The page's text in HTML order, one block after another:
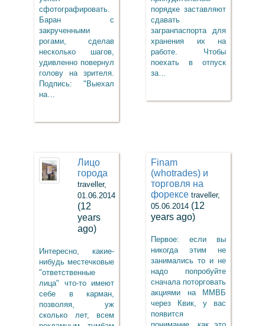
сфотографировать.
Баран с
закрученными
рогами, сделав
несколько шагов,
удивленно повернул
голову на зрителя.
Подпись: "Выехал
на…
порядке заставляют
сдавать
загранпаспорта для
хранения их на
работе. Чтобы
поехать в отпуск
за…
Лицо
города
traveller,
01.06.2014
(12
years
ago)
Интересно, какие-
нибудь местечковые
"ответственные
лица" что-то имеют
себе в карман,
позволяя, уж
сколько лет, всем
Finam
(whotrades) и
торговля на
форексе traveller,
05.06.2014 (12
years ago)
Первое: если вы
никогда этим не
занимались то и не
надо попробуйте
сначала поторговать
акциями на ММВБ
через Квик, у вас
появится